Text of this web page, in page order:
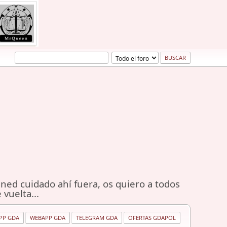
cuidado ahí fuera, os quiero a todos
vuelta...
GDA WEBAPP GDA TELEGRAM GDA OFERTAS GDAPOL